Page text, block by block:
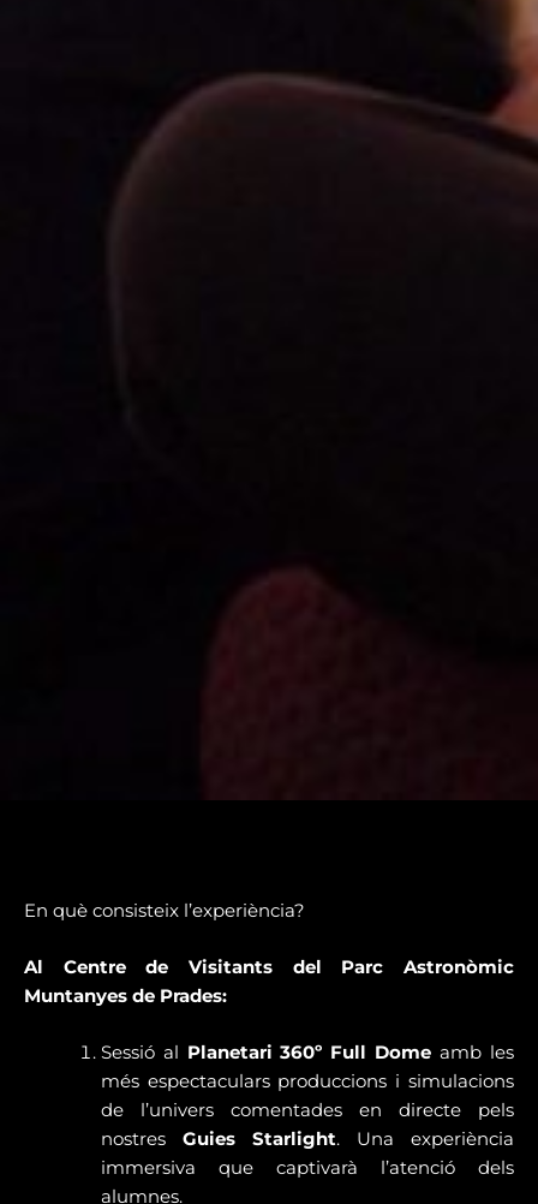
En què consisteix l’experiència?
Al Centre de Visitants del Parc Astronòmic
Muntanyes de Prades:
Sessió al Planetari 360º Full Domeamb les
més espectaculars produccions i simulacions
de l’univers comentades en directe pels
nostres Guies Starlight. Una experiència
immersiva que captivarà l’atenció dels
alumnes.